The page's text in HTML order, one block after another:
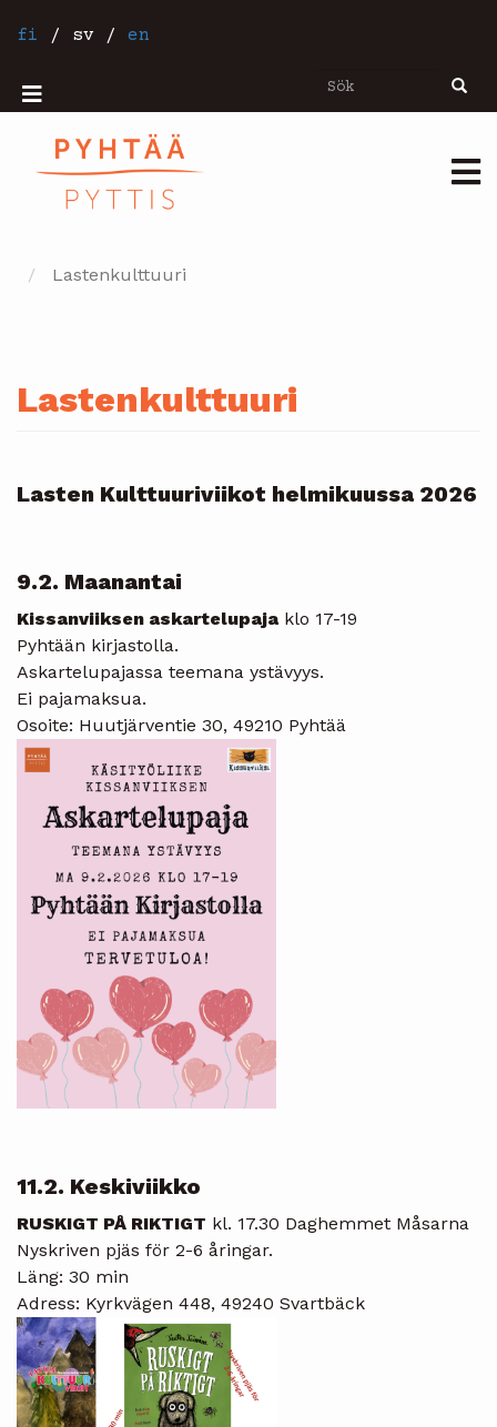
tillfi / sv / en
Sök Sök
Mobiilivalikko
Lastenkulttuuri
Lastenkulttuuri
Lasten Kulttuuriviikot helmikuussa 2026
9.2. Maanantai
Kissanviiksen askartelupajaklo 17-19
Pyhtään kirjastolla.
Askartelupajassa teemana ystävyys.
Ei pajamaksua.
Osoite: Huutjärventie 30, 49210 Pyhtää
11.2. Keskiviikko
RUSKIGT PÅ RIKTIGT kl. 17.30 Daghemmet Måsarna
Nyskriven pjäs för 2-6 åringar.
Läng: 30 min
Adress: Kyrkvägen 448, 49240 Svartbäck